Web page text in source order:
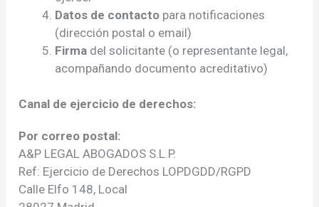
Datos de contacto para notificaciones
(dirección postal o email)
Firma del solicitante (o representante legal,
acompañando documento acreditativo)
Canal de ejercicio de derechos:
Por correo postal:
A&P LEGAL ABOGADOS S.L.P.
Ref: Ejercicio de Derechos LOPDGDD/RGPD
Calle Elfo 148, Local